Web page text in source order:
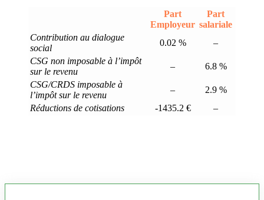
Part
Employeur
Part
salariale
Contribution au dialogue
social
0.02 %
–
CSG non imposable à l’impôt
sur le revenu
–
6.8 %
CSG/CRDS imposable à
l’impôt sur le revenu
–
2.9 %
Réductions de cotisations
-1435.2 € –